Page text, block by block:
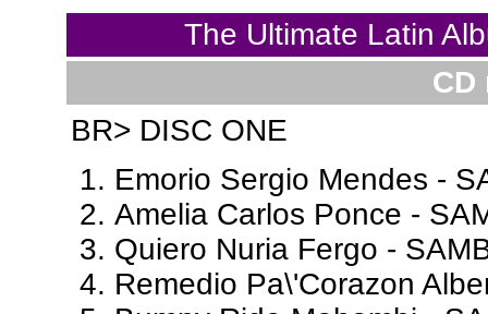
The Ultimate Latin
CD
BR> DISC ONE
Emorio Sergio Mendes -
Amelia Carlos Ponce -
Quiero Nuria Fergo -
Remedio Pa\'Corazon